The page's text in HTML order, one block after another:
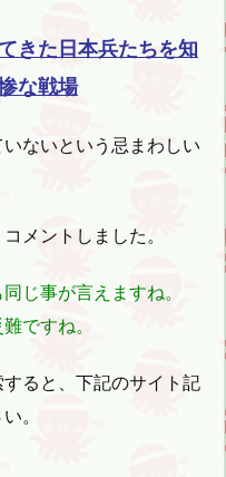
きた日本兵たちを知
な戦場
ないという忌まわしい
メントしました。
じ事が言えますね。
ですね。
ると、下記のサイト記
。